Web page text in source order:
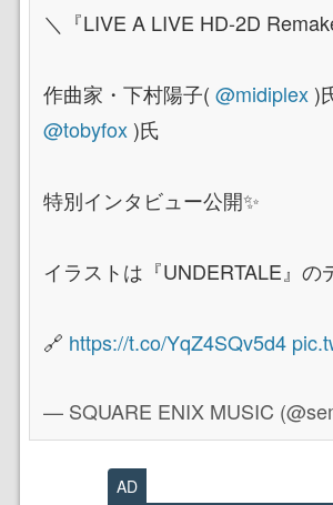
＼『LIVE A LIVE HD-2D
作曲家・下村陽子( @midiplex )
@tobyfox )氏
特別インタビュー公開✨
イラストは『UNDERTALE』の
🔗 https://t.co/YqZ4SQv5d4
— SQUARE ENIX MUSIC
AD